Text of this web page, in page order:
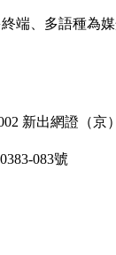
端、多語種為
新出網證（京
083號